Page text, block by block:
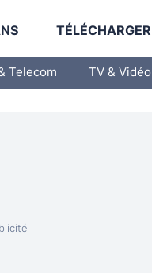
TÉLÉCHARGER
Telecom TV & Vidéo